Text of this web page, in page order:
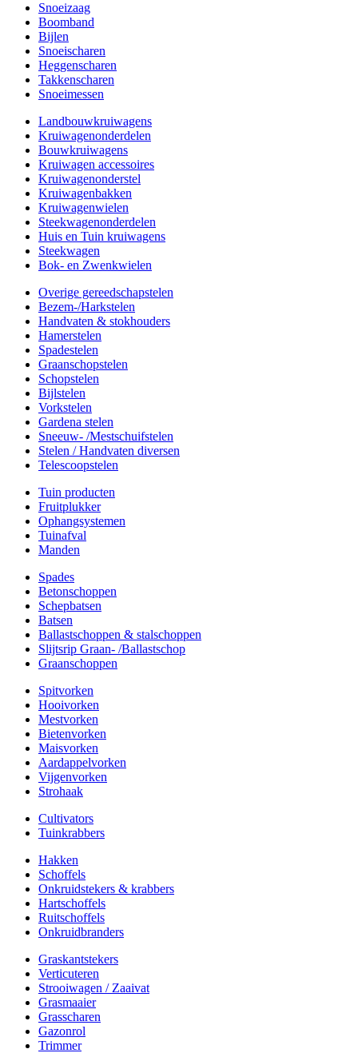
Snoeizaag
Boomband
Bijlen
Snoeischaren
Heggenscharen
Takkenscharen
Snoeimessen
Landbouwkruiwagens
Kruiwagenonderdelen
Bouwkruiwagens
Kruiwagen accessoires
Kruiwagenonderstel
Kruiwagenbakken
Kruiwagenwielen
Steekwagenonderdelen
Huis en Tuin kruiwagens
Steekwagen
Bok- en Zwenkwielen
Overige gereedschapstelen
Bezem-/Harkstelen
Handvaten & stokhouders
Hamerstelen
Spadestelen
Graanschopstelen
Schopstelen
Bijlstelen
Vorkstelen
Gardena stelen
Sneeuw- /Mestschuifstelen
Stelen / Handvaten diversen
Telescoopstelen
Tuin producten
Fruitplukker
Ophangsystemen
Tuinafval
Manden
Spades
Betonschoppen
Schepbatsen
Batsen
Ballastschoppen & stalschoppen
Slijtsrip Graan- /Ballastschop
Graanschoppen
Spitvorken
Hooivorken
Mestvorken
Bietenvorken
Maisvorken
Aardappelvorken
Vijgenvorken
Strohaak
Cultivators
Tuinkrabbers
Hakken
Schoffels
Onkruidstekers & krabbers
Hartschoffels
Ruitschoffels
Onkruidbranders
Graskantstekers
Verticuteren
Strooiwagen / Zaaivat
Grasmaaier
Grasscharen
Gazonrol
Trimmer